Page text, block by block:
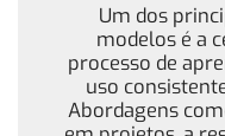
Um dos
modelos é a
processo de
uso
Abordagens